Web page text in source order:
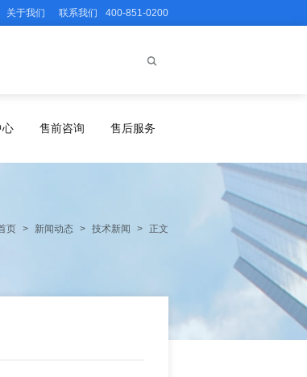
关于我们 联系我们 400-851-0200
心 售前咨询 售后服务
页 > 新闻动态 > 技术新闻 > 正文